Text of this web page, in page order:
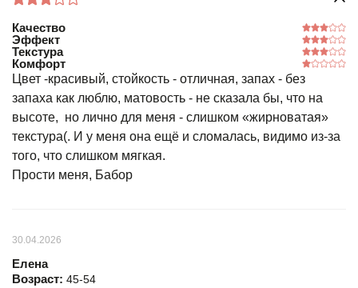
Качество
Эффект
Текстура
Комфорт
Цвет -красивый, стойкость - отличная, запах - без
запаха как люблю, матовость - не сказала бы, что на
высоте, но лично для меня - слишком «жирноватая»
текстура(. И у меня она ещё и сломалась, видимо из-за
того, что слишком мягкая.
Прости меня, Бабор
30.04.2026
Елена
Возраст: 45-54